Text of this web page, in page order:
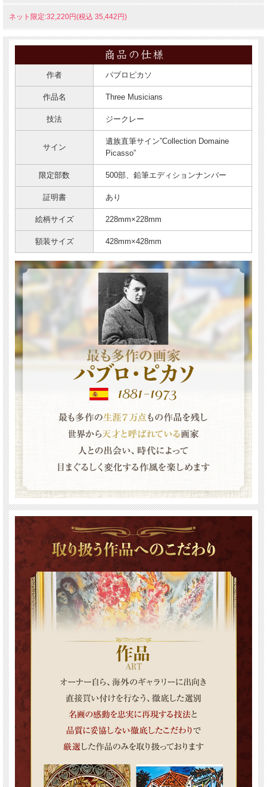
ネット限定:32,220円(税込 35,442円)
作者 パブロピカソ
作品名 Three Musicians
技法 ジークレー
サイン
遺族直筆サイン”Collection Domaine
Picasso”
限定部数 500部、鉛筆エディションナンバー
証明書 あり
絵柄サイズ 228mm×228mm
額装サイズ 428mm×428mm